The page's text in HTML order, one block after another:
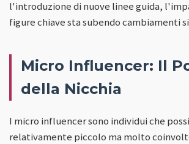
l'introduzione di nuove linee guida,
figure chiave sta subendo cambiamenti
Micro Influencer: Il
della Nicchia
I micro influencer sono individui che
relativamente piccolo ma molto